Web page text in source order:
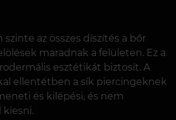
szinte az összes díszítés a bőr
maradnak a felületen. Ez a
esztétikát biztosít. A
ellentétben a sík piercingeknek
és kilépési, és nem
kiesni.